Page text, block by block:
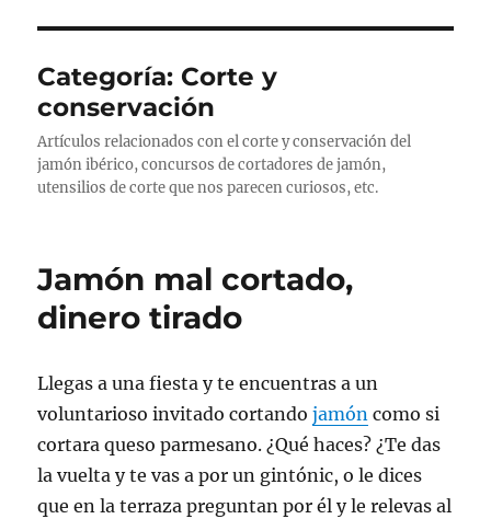
Categoría: Corte y
conservación
Artículos relacionados con el corte y conservación del
jamón ibérico, concursos de cortadores de jamón,
utensilios de corte que nos parecen curiosos, etc.
Jamón mal cortado,
dinero tirado
Llegas a una fiesta y te encuentras a un
voluntarioso invitado cortandojamón como si
cortara queso parmesano. ¿Qué haces? ¿Te das
la vuelta y te vas a por un gintónic, o le dices
que en la terraza preguntan por él y le relevas al